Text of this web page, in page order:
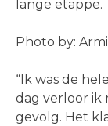
lange etappe.
Photo by:
“Ik was de
dag verloor ik
gevolg. Het